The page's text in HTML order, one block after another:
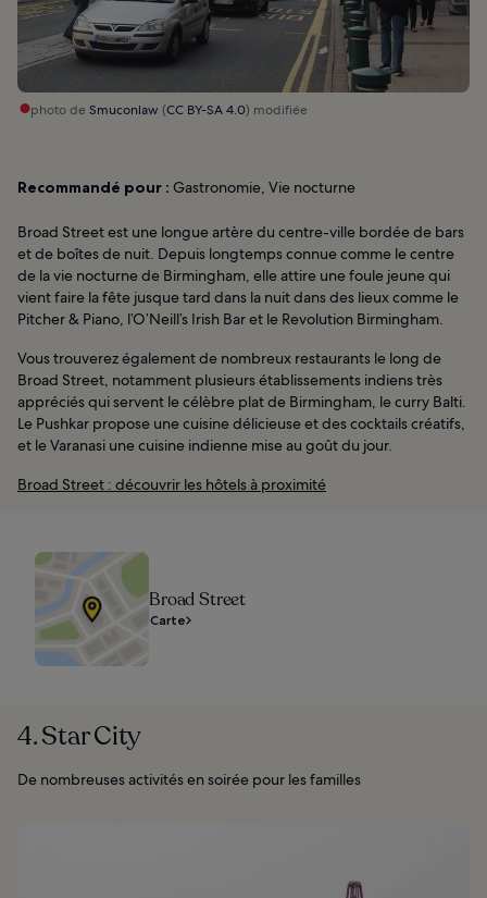
photo de Smuconlaw (CC BY-SA 4.0) modifiée
Recommandé pour : Gastronomie, Vie nocturne
Broad Street est une longue artère du centre-ville bordée de bars
et de boîtes de nuit. Depuis longtemps connue comme le centre
de la vie nocturne de Birmingham, elle attire une foule jeune qui
vient faire la fête jusque tard dans la nuit dans des lieux comme le
Pitcher & Piano, l’O’Neill’s Irish Bar et le Revolution Birmingham.
Vous trouverez également de nombreux restaurants le long de
Broad Street, notamment plusieurs établissements indiens très
appréciés qui servent le célèbre plat de Birmingham, le curry Balti.
Le Pushkar propose une cuisine délicieuse et des cocktails créatifs,
et le Varanasi une cuisine indienne mise au goût du jour.
Broad Street : découvrir les hôtels à proximité
Broad Street
Carte
4. Star City
De nombreuses activités en soirée pour les familles